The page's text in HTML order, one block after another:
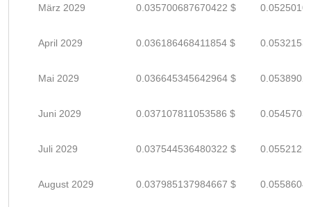
März 2029 0.035700687670422 $
April 2029 0.036186468411854 $
Mai 2029 0.036645345642964 $
Juni 2029 0.037107811053586 $
Juli 2029 0.037544536480322 $
August 2029 0.037985137984667 $